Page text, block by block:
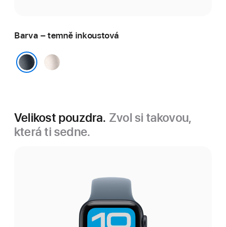
Barva – temně inkoustová
hvězdně
bílá
Velikost pouzdra. Zvol si takovou,
která ti sedne.